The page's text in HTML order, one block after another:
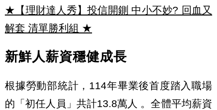
★【理財達人秀】投信開鍘 中小不妙? 回血又
解套 清單勝利組 ★
新鮮人薪資穩健成長
根據勞動部統計，114年畢業後首度踏入職場
的「初任人員」共計13.8萬人 。全體平均薪資